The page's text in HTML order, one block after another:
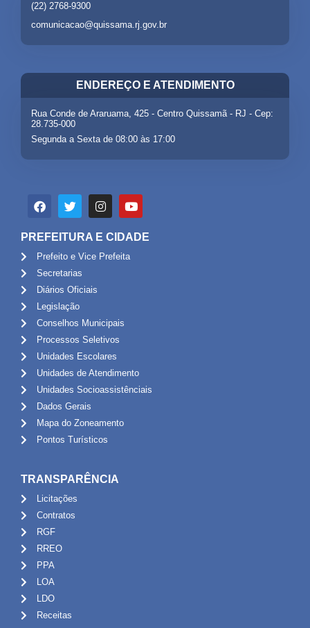
(22) 2768-9300
comunicacao@quissama.rj.gov.br
ENDEREÇO E ATENDIMENTO
Rua Conde de Araruama, 425 - Centro Quissamã - RJ - Cep:
28.735-000
Segunda a Sexta de 08:00 às 17:00
PREFEITURA E CIDADE
Prefeito e Vice Prefeita
Secretarias
Diários Oficiais
Legislação
Conselhos Municipais
Processos Seletivos
Unidades Escolares
Unidades de Atendimento
Unidades Socioassistênciais
Dados Gerais
Mapa do Zoneamento
Pontos Turísticos
TRANSPARÊNCIA
Licitações
Contratos
RGF
RREO
PPA
LOA
LDO
Receitas